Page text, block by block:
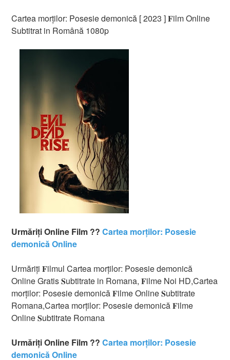
Cartea morților: Posesie demonică [ 2023 ] 𝐅ilm Online
Subtitrat in Română 1080p
Urmăriți Online Film ??Cartea morților: Posesie
demonică Online
Urmăriți 𝐅ilmul Cartea morților: Posesie demonică
Online Gratis 𝐒ubtitrate in Romana, 𝐅ilme Noi HD,Cartea
morților: Posesie demonică 𝐅ilme Online 𝐒ubtitrate
Romana,Cartea morților: Posesie demonică 𝐅ilme
Online 𝐒ubtitrate Romana
Urmăriți Online Film ??Cartea morților: Posesie
demonică Online